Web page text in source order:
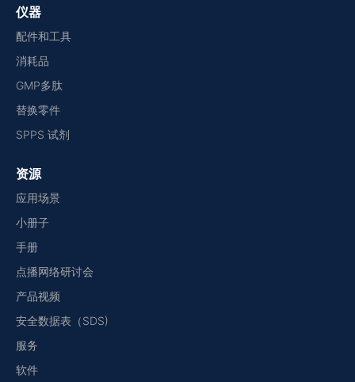
仪器
配件和工具
消耗品
GMP多肽
替换零件
SPPS 试剂
资源
应用场景
小册子
手册
点播网络研讨会
产品视频
安全数据表（SDS)
服务
软件